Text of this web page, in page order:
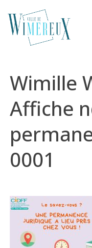
Wimille
Affiche
0001